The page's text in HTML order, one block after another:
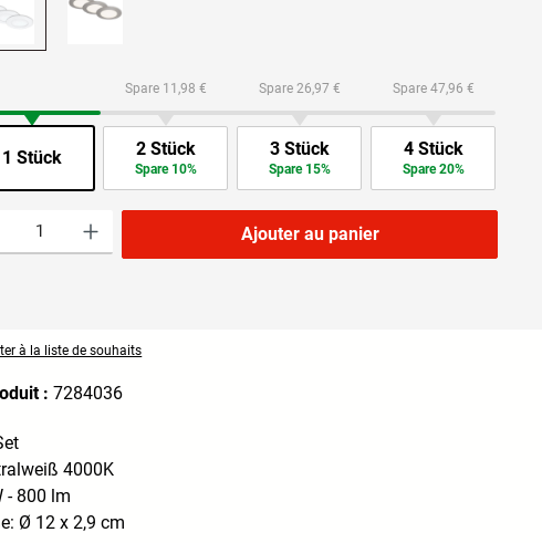
1 Stück
Spare 11,98 €
2 Stück
Spare 10%
Spare 26,97 €
3 Stück
Spare 15%
Spare 47,96 €
4 Stück
Spare 20%
Ajouter au panier
à la liste de souhaits
: 7284036
4000K
- 800 lm
Ø 12 x 2,9 cm